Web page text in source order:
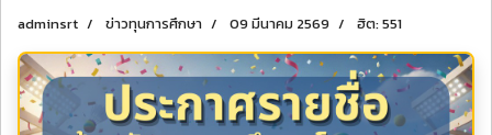
adminsrt ข่าวทุนการศึกษา 09 มีนาคม 2569 ฮิต: 551